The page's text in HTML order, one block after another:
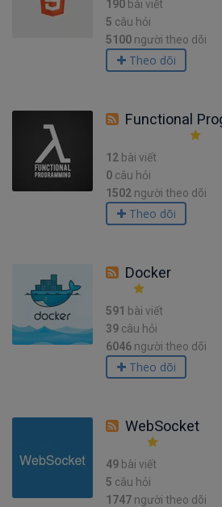
190 bài viết
5 câu hỏi
5100 người theo dõi
Theo dõi
Functional
12 bài viết
0 câu hỏi
1502 người theo dõi
Theo dõi
Docker
591 bài viết
39 câu hỏi
6046 người theo dõi
Theo dõi
WebSocket
49 bài viết
5 câu hỏi
1747 người theo dõi